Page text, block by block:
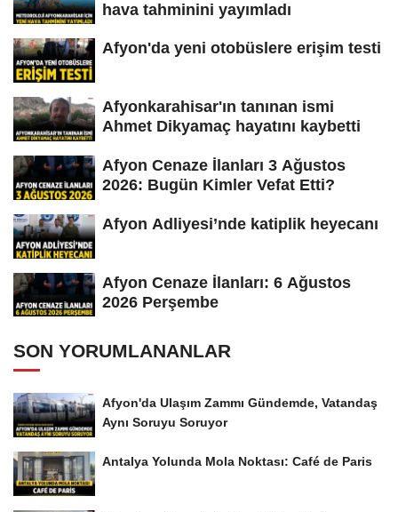
hava tahminini yayımladı
Afyon'da yeni otobüslere erişim testi
Afyonkarahisar'ın tanınan ismi
Ahmet Dikyamaç hayatını kaybetti
Afyon Cenaze İlanları 3 Ağustos
2026: Bugün Kimler Vefat Etti?
Afyon Adliyesi’nde katiplik heyecanı
Afyon Cenaze İlanları: 6 Ağustos
2026 Perşembe
SON YORUMLANANLAR
Afyon'da Ulaşım Zammı Gündemde, Vatandaş
Aynı Soruyu Soruyor
Antalya Yolunda Mola Noktası: Café de Paris